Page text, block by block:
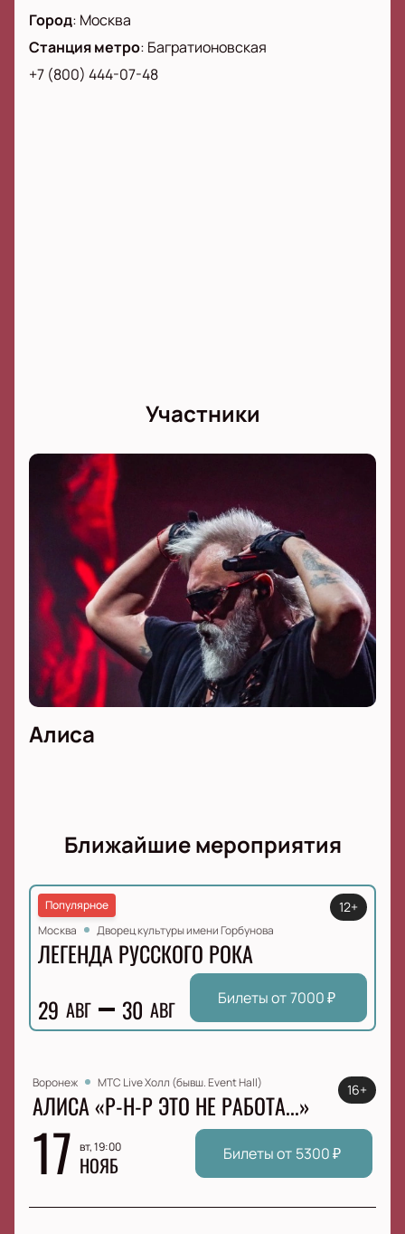
Город: Москва
Станция метро: Багратионовская
+7 (800) 444-07-48
Участники
Алиса
Ближайшие мероприятия
Популярное
Москва
Дворец культуры имени Горбунова
ЛЕГЕНДА РУССКОГО РОКА
29 АВГ 30 АВГ
12+
Билеты от7000₽
Воронеж МТС Live Холл (бывш. Event Hall)
АЛИСА «Р-Н-Р ЭТО НЕ РАБОТА...»
17 вт, 19:00
НОЯБ
16+
Билеты от 5300₽